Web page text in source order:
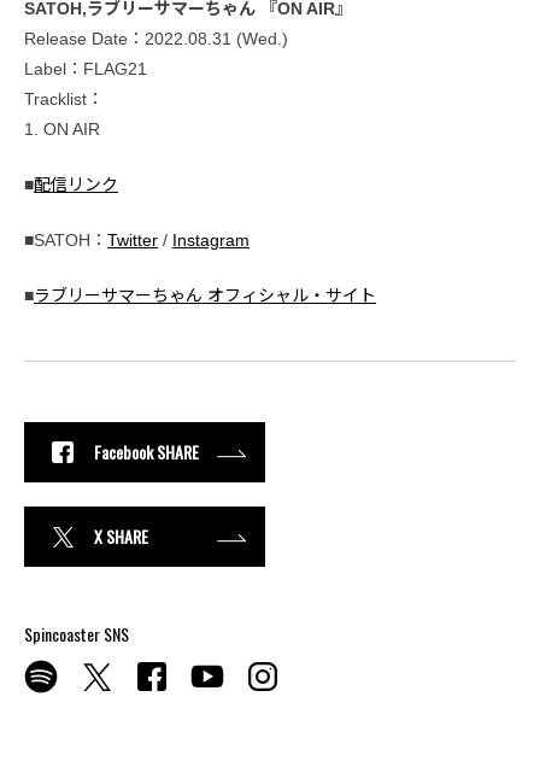
SATOH,ラブリーサマーちゃん 『ON AIR』
Release Date：2022.08.31 (Wed.)
Label：FLAG21
Tracklist：
1. ON AIR
■配信リンク
■SATOH： Twitter / Instagram
■ラブリーサマーちゃん オフィシャル・サイト
Facebook SHARE
X SHARE
Spincoaster SNS